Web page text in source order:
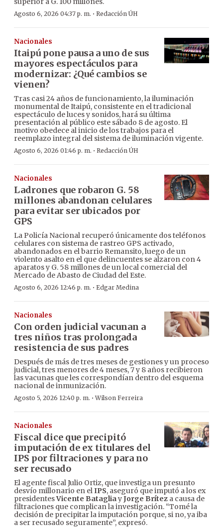
Agosto 6, 2026 04:37 p. m. · Redacción ÚH
Nacionales
Itaipú pone pausa a uno de sus
mayores espectáculos para
modernizar: ¿Qué cambios se
vienen?
Tras casi 24 años de funcionamiento, la iluminación
monumental de Itaipú, consistente en el tradicional
espectáculo de luces y sonidos, hará su última
presentación al público este sábado 8 de agosto. El
motivo obedece al inicio de los trabajos para el
reemplazo integral del sistema de iluminación vigente.
Agosto 6, 2026 01:46 p. m. · Redacción ÚH
Nacionales
Ladrones que robaron G. 58
millones abandonan celulares
para evitar ser ubicados por
GPS
La Policía Nacional recuperó únicamente dos teléfonos
celulares con sistema de rastreo GPS activado,
abandonados en el barrio Remansito, luego de un
violento asalto en el que delincuentes se alzaron con 4
aparatos y G. 58 millones de un local comercial del
Mercado de Abasto de Ciudad del Este.
Agosto 6, 2026 12:46 p. m. · Edgar Medina
Nacionales
Con orden judicial vacunan a
tres niños tras prolongada
resistencia de sus padres
Después de más de tres meses de gestiones y un proceso
judicial, tres menores de 4 meses, 7 y 8 años recibieron
las vacunas que les correspondían dentro del esquema
nacional de inmunización.
Agosto 5, 2026 12:40 p. m. ·Wilson Ferreira
Nacionales
Fiscal dice que precipitó
imputación de ex titulares del
IPS por filtraciones y para no
ser recusado
El agente fiscal Julio Ortiz, que investiga un presunto
desvío millonario en elIPS, aseguró que imputó a los ex
presidentesVicente BatagliayJorge Brítez a causa de
filtraciones que complican la investigación. “Tomé la
decisión de precipitar la imputación porque, si no, ya iba
a ser recusado seguramente”, expresó.